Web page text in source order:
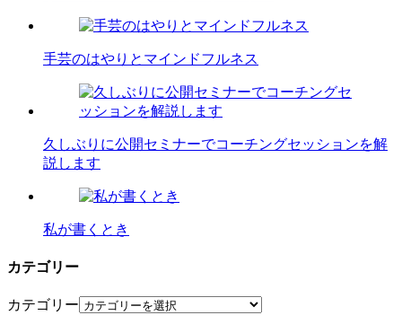
手芸のはやりとマインドフルネス
久しぶりに公開セミナーでコーチングセッションを解
説します
私が書くとき
カテゴリー
カテゴリー